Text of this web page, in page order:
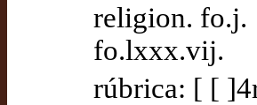
religion. fo.j.
fo.lxxx.vij.
rúbrica: [ [